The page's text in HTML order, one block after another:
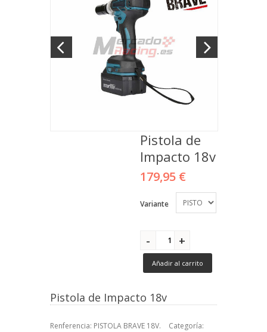
Pistola de
Impacto 18v
179,95 €
Variante
Añadir al carrito
Pistola de Impacto 18v
Renferencia: PISTOLA BRAVE 18V.
Categoría: